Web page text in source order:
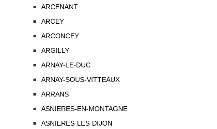
ARCENANT
ARCEY
ARCONCEY
ARGILLY
ARNAY-LE-DUC
ARNAY-SOUS-VITTEAUX
ARRANS
ASNIERES-EN-MONTAGNE
ASNIERES-LES-DIJON